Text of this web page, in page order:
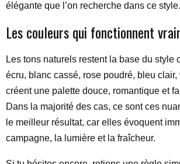
élégante que l’on recherche dans ce style.
Les couleurs qui fonctionnent
Les tons naturels restent la base du style
écru, blanc cassé, rose poudré, bleu clair,
créent une palette douce, romantique et
Dans la majorité des cas, ce sont ces
le meilleur résultat, car elles évoquent
campagne, la lumière et la fraîcheur.